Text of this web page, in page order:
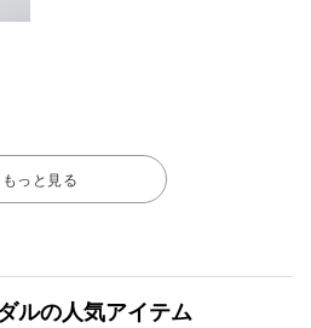
もっと見る
ルの人気アイテム